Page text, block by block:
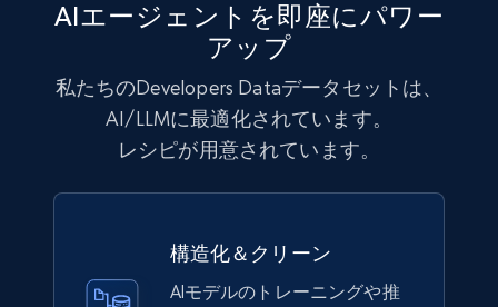
AIエージェントを即座にパワー
アップ
私たちのDevelopers Dataデータセットは、
AI/LLMに最適化されています。
レシピが用意されています。
構造化＆クリーン
AIモデルのトレーニングや推